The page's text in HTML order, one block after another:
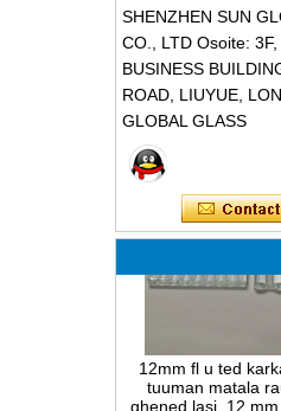
SHENZHEN SUN
CO., LTD Osoite:
BUSINESS
ROAD, LIUYUE,
GLOBAL GLASS
ghened lasi, 12
reedinen